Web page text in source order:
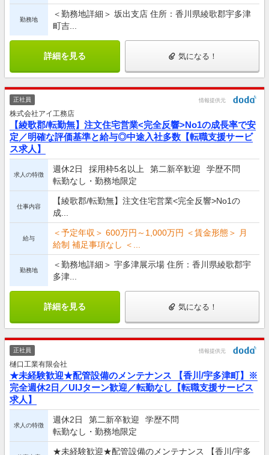
勤務地
＜勤務地詳細＞ 坂出支店 住所：香川県綾歌郡宇多津
町吉...
詳細を見る 気になる！
正社員 情報提供元
株式会社アイ工務店
【綾歌郡/転勤無】注文住宅営業<完全反響>No1の成長率で安
定／明確な評価基準と給与◎中途入社多数【転職支援サービ
ス求人】
求人の特徴
週休2日 採用枠5名以上 第二新卒歓迎
学歴不問
転勤なし・勤務地限定
仕事内容
【綾歌郡/転勤無】注文住宅営業<完全反響>No1の
成...
給与
＜予定年収＞ 600万円～1,000万円 ＜賃金形態＞ 月
給制 補足事項なし ＜...
勤務地
＜勤務地詳細＞ 宇多津展示場 住所：香川県綾歌郡宇
多津...
詳細を見る 気になる！
正社員 情報提供元
樋口工業有限会社
★未経験歓迎★配管設備のメンテナンス 【香川/宇多津町】※
完全週休2日／UIJターン歓迎／転勤なし【転職支援サービス
求人】
求人の特徴
週休2日 第二新卒歓迎
学歴不問
転勤なし・勤務地限定
★未経験歓迎★配管設備のメンテナンス 【香川/宇多